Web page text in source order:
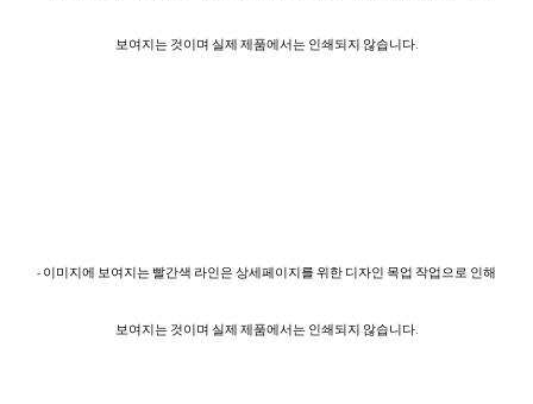
보여지는 것이며 실제 제품에서는 인쇄되지 않습니다.
- 이미지에 보여지는 빨간색 라인은 상세페이지를 위한 디자인 목업 작업으로 인해
보여지는 것이며 실제 제품에서는 인쇄되지 않습니다.